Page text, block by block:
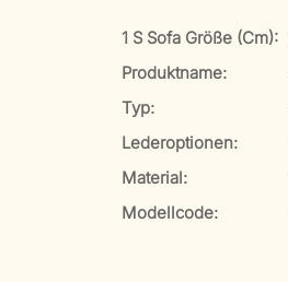
1 S Sofa Größe (cm):
Produktname:
Typ:
Lederoptionen:
Material:
Modellcode: